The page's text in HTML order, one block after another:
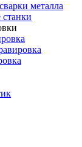
металла